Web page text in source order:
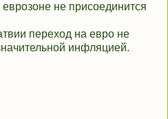
не присоединится
переход на евро не
инфляцией.